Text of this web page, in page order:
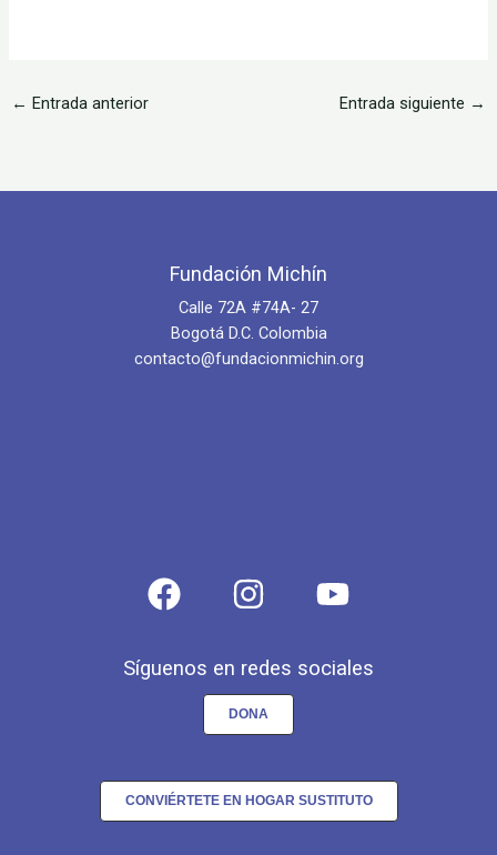
← Entrada anterior Entrada siguiente →
Fundación Michín
Calle 72A #74A- 27
Bogotá D.C. Colombia
contacto@fundacionmichin.org
Síguenos en redes sociales
DONA
CONVIÉRTETE EN HOGAR SUSTITUTO